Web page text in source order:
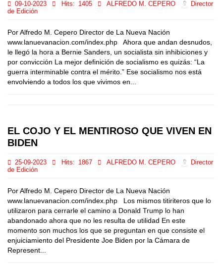
09-10-2023 Hits: 1405 ALFREDO M. CEPERO
Director
de Edición
Por Alfredo M. Cepero Director de La Nueva Nación
www.lanuevanacion.com/index.php Ahora que andan desnudos,
le llegó la hora a Bernie Sanders, un socialista sin inhibiciones y
por convicción La mejor definición de socialismo es quizás: “La
guerra interminable contra el mérito.” Ese socialismo nos está
envolviendo a todos los que vivimos en...
EL COJO Y EL MENTIROSO QUE VIVEN EN
BIDEN
25-09-2023 Hits: 1867 ALFREDO M. CEPERO
Director
de Edición
Por Alfredo M. Cepero Director de La Nueva Nación
www.lanuevanacion.com/index.php Los mismos titiriteros que lo
utilizaron para cerrarle el camino a Donald Trump lo han
abandonado ahora que no les resulta de utilidad En este
momento son muchos los que se preguntan en que consiste el
enjuiciamiento del Presidente Joe Biden por la Cámara de
Represent...